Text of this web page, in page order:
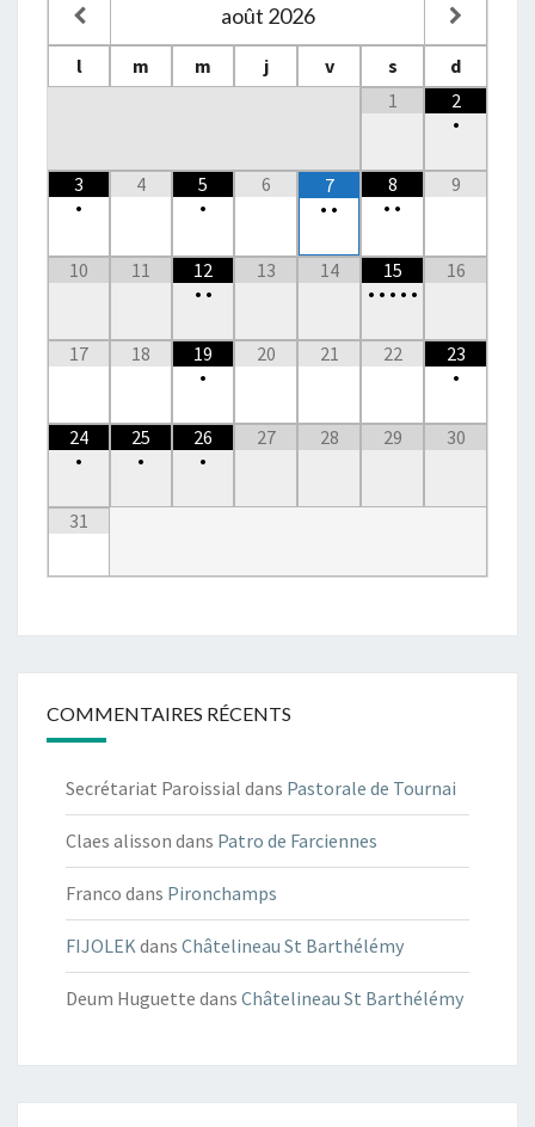
août 2026
l m m j v s
d
1
2
•
3
•
4
5
•
6
7
• •
8
• •
9
10 11
12
• •
13 14
15
• • • • •
16
17 18
19
•
20 21 22
23
•
24
•
25
•
26
•
27 28 29 30
31
COMMENTAIRES RÉCENTS
Secrétariat Paroissial dans Pastorale de Tournai
Claes alisson dans Patro de Farciennes
Franco dans Pironchamps
FIJOLEK dans Châtelineau St Barthélémy
Deum Huguette dans Châtelineau St Barthélémy